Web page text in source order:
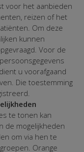
voor het aanbieden
reizen of het
Om deze
kunnen
Voor de
u voorafgaand
Die toestemming
te tonen kan
de mogelijkheden
om via hen te
Orange